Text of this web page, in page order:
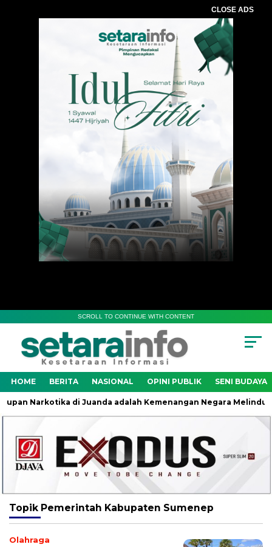
CLOSE ADS
SCROLL TO CONTINUE WITH CONTENT
HOME BERITA NASIONAL OPINI PUBLIK SENI BUDAYA
Narkotika di Juanda adalah Kemenangan Negara Melindungi
Topik Pemerintah Kabupaten Sumenep
Olahraga